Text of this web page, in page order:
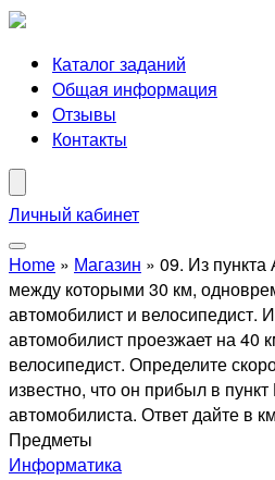
Каталог заданий
Общая информация
Отзывы
Контакты
Личный кабинет
Home » Магазин » 09. Из пункта
между которыми 30 км,
автомобилист и велосипедист.
автомобилист проезжает на 40
велосипедист. Определите
известно, что он прибыл в
автомобилиста. Ответ дайте в
Предметы
Информатика